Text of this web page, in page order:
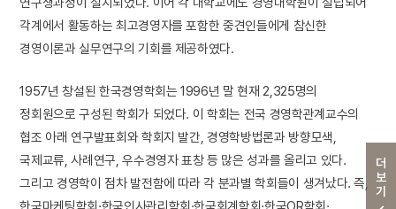
더보기
각계에서 활동하는 최고경영자를 포함한 중견인들에게 참신한
경영이론과 실무연구의 기회를 제공하였다.
1957년 창설된 한국경영학회는 1996년 말 현재 2,325명의
정회원으로 구성된 학회가 되었다. 이 학회는 전국 경영학관계교수의
협조 아래 연구발표회와 학회지 발간, 경영학방법론과 방향모색,
국제교류, 사례연구, 우수경영자 표창 등 많은 성과를 올리고 있다.
그리고 경영학이 점차 발전함에 따라 각 분과별 학회들이 생겨났다. 즉,
한국마케팅학회·한국인사관리학회·한국회계학회·한국OR학회·